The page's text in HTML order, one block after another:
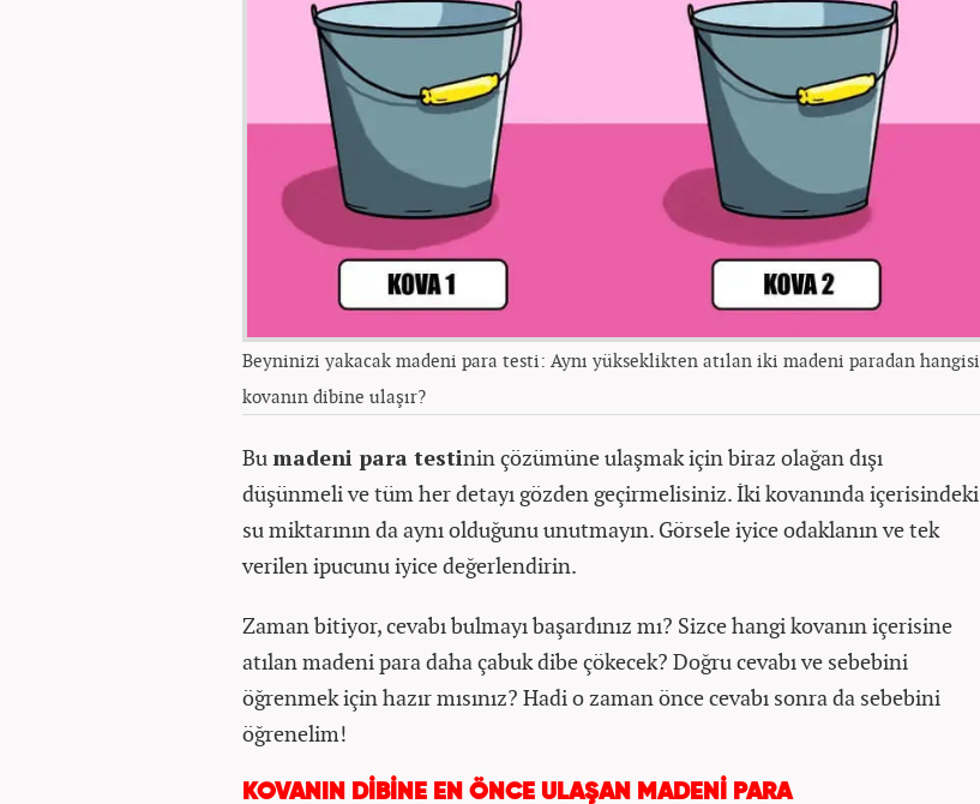
Beyninizi yakacak madeni para testi: Aynı yükseklikten atılan iki madeni paradan hangisi
kovanın dibine ulaşır?
Bumadeni para testinin çözümüne ulaşmak için biraz olağan dışı
düşünmeli ve tüm her detayı gözden geçirmelisiniz. İki kovanında içerisindeki
su miktarının da aynı olduğunu unutmayın. Görsele iyice odaklanın ve tek
verilen ipucunu iyice değerlendirin.
Zaman bitiyor, cevabı bulmayı başardınız mı? Sizce hangi kovanın içerisine
atılan madeni para daha çabuk dibe çökecek? Doğru cevabı ve sebebini
öğrenmek için hazır mısınız? Hadi o zaman önce cevabı sonra da sebebini
öğrenelim!
KOVANIN DİBİNE EN ÖNCE ULAŞAN MADENİ PARA